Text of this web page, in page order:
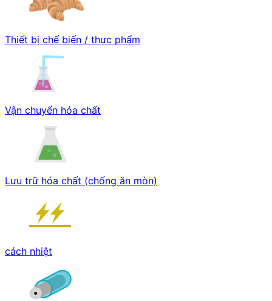
Thiết bị chế biến / thực phẩm
Vận chuyển hóa chất
Lưu trữ hóa chất (chống ăn mòn)
cách nhiệt